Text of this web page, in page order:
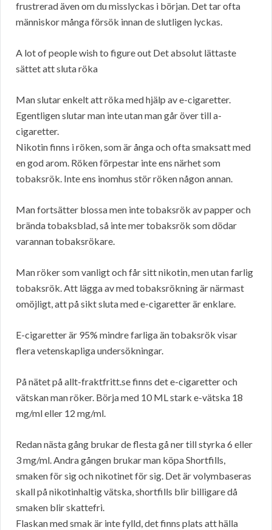
frustrerad även om du misslyckas i början. Det tar ofta
människor många försök innan de slutligen lyckas.
A lot of people wish to figure out Det absolut lättaste
sättet att sluta röka
Man slutar enkelt att röka med hjälp av e-cigaretter.
Egentligen slutar man inte utan man går över till a-
cigaretter.
Nikotin finns i röken, som är ånga och ofta smaksatt med
en god arom. Röken förpestar inte ens närhet som
tobaksrök. Inte ens inomhus stör röken någon annan.
Man fortsätter blossa men inte tobaksrök av papper och
brända tobaksblad, så inte mer tobaksrök som dödar
varannan tobaksrökare.
Man röker som vanligt och får sitt nikotin, men utan farlig
tobaksrök. Att lägga av med tobaksrökning är närmast
omöjligt, att på sikt sluta med e-cigaretter är enklare.
E-cigaretter är 95% mindre farliga än tobaksrök visar
flera vetenskapliga undersökningar.
På nätet på allt-fraktfritt.se finns det e-cigaretter och
vätskan man röker. Börja med 10 ML stark e-vätska 18
mg/ml eller 12 mg/ml.
Redan nästa gång brukar de flesta gå ner till styrka 6 eller
3 mg/ml. Andra gången brukar man köpa Shortfills,
smaken för sig och nikotinet för sig. Det är volymbaseras
skall på nikotinhaltig vätska, shortfills blir billigare då
smaken blir skattefri.
Flaskan med smak är inte fylld, det finns plats att hälla